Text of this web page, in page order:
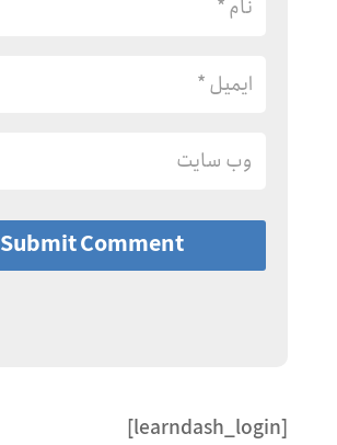
Submit Comment
[learndash_login]